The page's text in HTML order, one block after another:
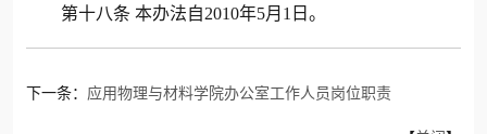
第十八条 本办法自2010年5月 1 日。
下一条： 应用物理与材料学院办公室工作人员岗位职责